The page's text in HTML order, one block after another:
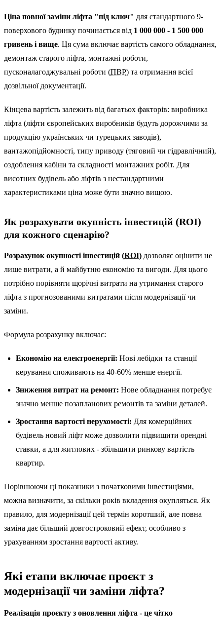
Ціна повної заміни ліфта "під ключ" для стандартного 9-
поверхового будинку починається від 1 000 000 - 1 500 000
гривень і вище. Ця сума включає вартість самого обладнання,
демонтаж старого ліфта, монтажні роботи,
пусконалагоджувальні роботи (ПВР) та отримання всієї
дозвільної документації.
Кінцева вартість залежить від багатьох факторів: виробника
ліфта (ліфти європейських виробників будуть дорожчими за
продукцію українських чи турецьких заводів),
вантажопідйомності, типу приводу (тяговий чи гідравлічний),
оздоблення кабіни та складності монтажних робіт. Для
висотних будівель або ліфтів з нестандартними
характеристиками ціна може бути значно вищою.
Як розрахувати окупність інвестицій (ROI)
для кожного сценарію?
Розрахунок окупності інвестицій (ROI) дозволяє оцінити не
лише витрати, а й майбутню економію та вигоди. Для цього
потрібно порівняти щорічні витрати на утримання старого
ліфта з прогнозованими витратами після модернізації чи
заміни.
Формула розрахунку включає:
Економію на електроенергії: Нові лебідки та станції
керування споживають на 40-60% менше енергії.
Зниження витрат на ремонт: Нове обладнання потребує
значно менше позапланових ремонтів та заміни деталей.
Зростання вартості нерухомості: Для комерційних
будівель новий ліфт може дозволити підвищити орендні
ставки, а для житлових - збільшити ринкову вартість
квартир.
Порівнюючи ці показники з початковими інвестиціями,
можна визначити, за скільки років вкладення окупляться. Як
правило, для модернізації цей термін коротший, але повна
заміна дає більший довгостроковий ефект, особливо з
урахуванням зростання вартості активу.
Які етапи включає проєкт з
модернізації чи заміни ліфта?
Реалізація проєкту з оновлення ліфта - це чітко